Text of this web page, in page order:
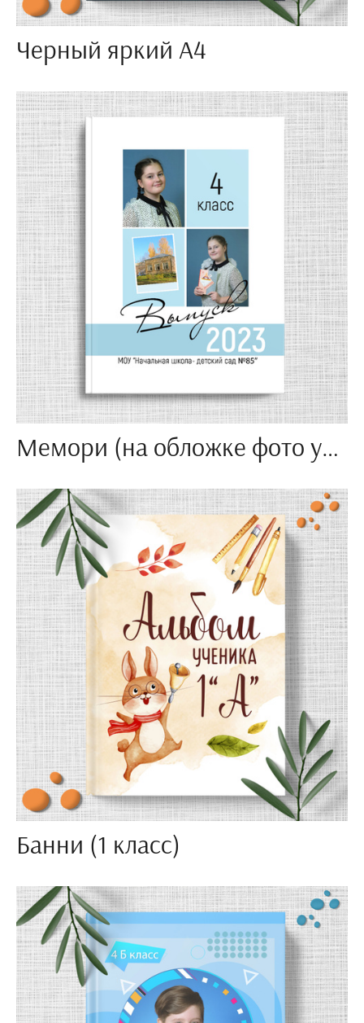
Черный яркий А4
Мемори (на обложке фото учителя и ребенка, фото школы по желанию)
Банни (1 класс)